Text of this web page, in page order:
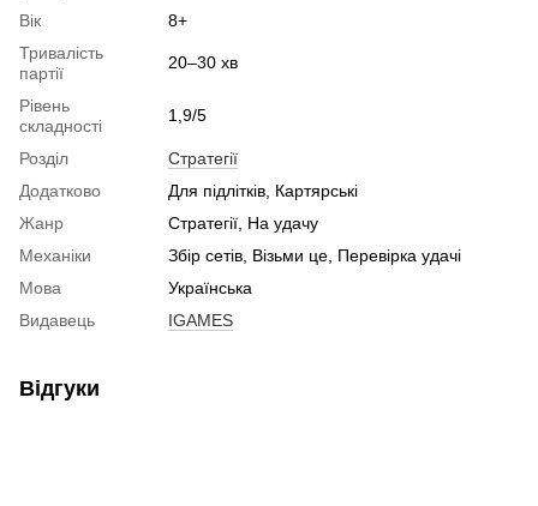
Вік
8+
Тривалість
партії
20–30 хв
Рівень
складності
1,9/5
Розділ
Стратегії
Додатково
Для підлітків, Картярські
Жанр
Стратегії, На удачу
Механіки
Збір сетів, Візьми це, Перевірка удачі
Мова
Українська
Видавець
IGAMES
Відгуки